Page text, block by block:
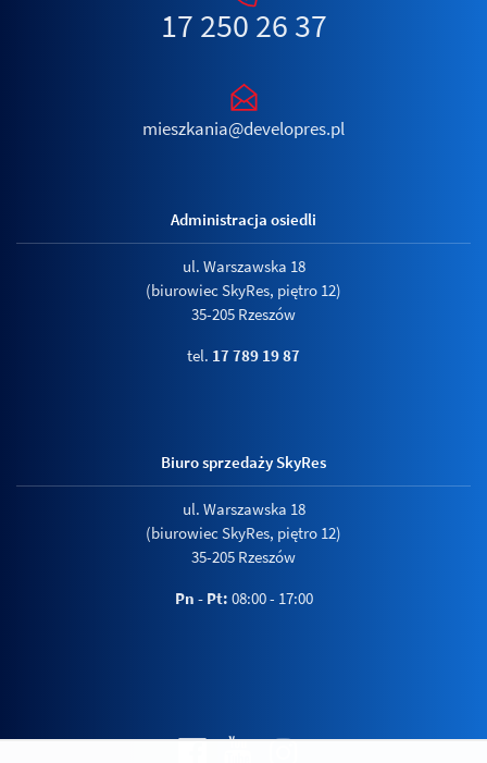
17 250 26 37
mieszkania@developres.pl
Administracja osiedli
ul. Warszawska 18
(biurowiec SkyRes, piętro 12)
35-205 Rzeszów
tel. 17 789 19 87
Biuro sprzedaży SkyRes
ul. Warszawska 18
(biurowiec SkyRes, piętro 12)
35-205 Rzeszów
Pn - Pt: 08:00 - 17:00